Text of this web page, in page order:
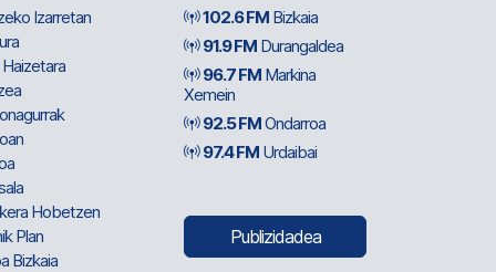
Izarretan
Hobetzen
Plan
Bizkaia
102.6 FM Bizkaia
91.9 FM Durangaldea
96.7 FM Markina
Xemein
92.5 FMOndarroa
97.4 FM Urdaibai
Publizidadea